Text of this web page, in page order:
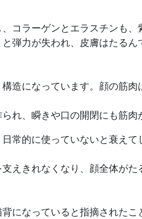
コラーゲンとエラスチンも
弾力が失われ、皮膚はたるん
造になっています。顔の筋
れ、瞬きや口の開閉にも筋
常的に使っていないと衰え
えきれなくなり、顔全体がた
になっていると指摘されたこ